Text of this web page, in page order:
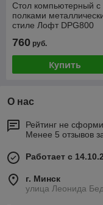
Стол компьютерный с
полками
стиле Лофт DPG800
760 руб.
Купить
О нас
Рейтинг не
Менее 5 отзывов
Работает с
г. Минск
улица Леонида